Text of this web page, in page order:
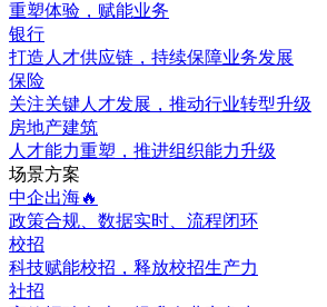
重塑体验，赋能业务
银行
打造人才供应链，持续保障业务发展
保险
关注关键人才发展，推动行业转型升级
房地产建筑
人才能力重塑，推进组织能力升级
场景方案
中企出海🔥
政策合规、数据实时、流程闭环
校招
科技赋能校招，释放校招生产力
社招